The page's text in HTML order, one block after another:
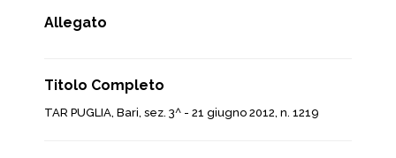
Allegato
Titolo Completo
TAR PUGLIA, Bari, sez. 3^ - 21 giugno 2012, n. 1219